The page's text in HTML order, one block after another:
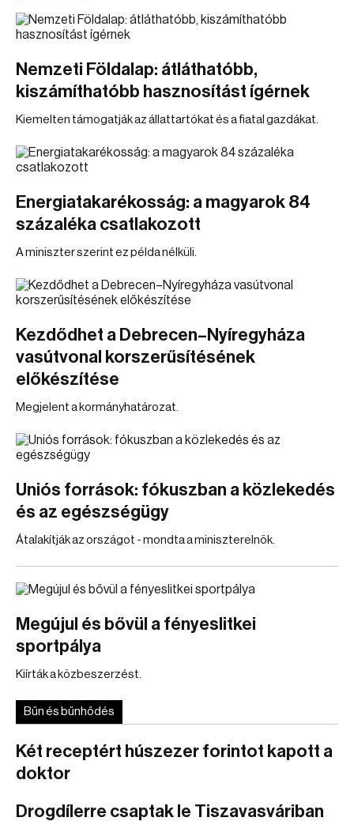
Nemzeti Földalap: átláthatóbb,
kiszámíthatóbb hasznosítást ígérnek
Kiemelten támogatják az állattartókat és a fiatal gazdákat.
Energiatakarékosság: a magyarok 84
százaléka csatlakozott
A miniszter szerint ez példa nélküli.
Kezdődhet a Debrecen–Nyíregyháza
vasútvonal korszerűsítésének
előkészítése
Megjelent a kormányhatározat.
Uniós források: fókuszban a közlekedés
és az egészségügy
Átalakítják az országot - mondta a miniszterelnök.
Megújul és bővül a fényeslitkei
sportpálya
Kiírták a közbeszerzést.
Bűn és bűnhődés
Két receptért húszezer forintot kapott a
doktor
Drogdílerre csaptak le Tiszavasváriban